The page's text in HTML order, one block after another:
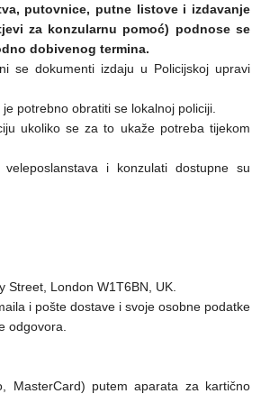
putovnice, putne listove i izdavanje
za konzularnu pomoć) podnose se
dobivenog termina.
se dokumenti izdaju u Policijskoj upravi
potrebno obratiti se lokalnoj policiji.
ukoliko se za to ukaže potreba tijekom
i konzulati dostupne su
Street, London W1T6BN, UK.
i pošte dostave i svoje osobne podatke
odgovora.
MasterCard) putem aparata za kartično